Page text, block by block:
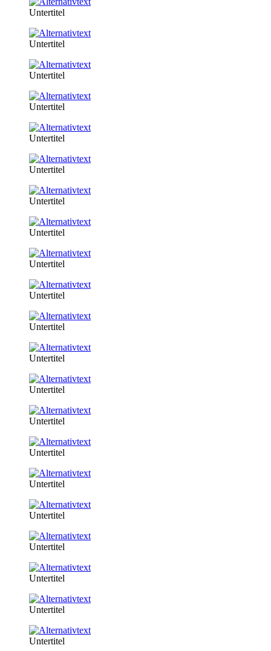
Untertitel
Untertitel
Untertitel
Untertitel
Untertitel
Untertitel
Untertitel
Untertitel
Untertitel
Untertitel
Untertitel
Untertitel
Untertitel
Untertitel
Untertitel
Untertitel
Untertitel
Untertitel
Untertitel
Untertitel
Untertitel